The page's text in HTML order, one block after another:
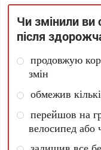
Чи змінили ви
після
продовжую
змін
обмежив
перейшов на
велосипед або